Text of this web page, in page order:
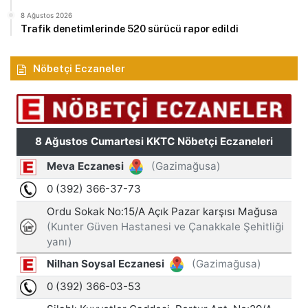
8 Ağustos 2026
Trafik denetimlerinde 520 sürücü rapor edildi
Nöbetçi Eczaneler